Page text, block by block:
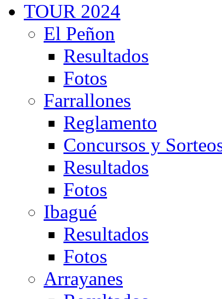
TOUR 2024
El Peñon
Resultados
Fotos
Farrallones
Reglamento
Concursos y
Resultados
Fotos
Ibagué
Resultados
Fotos
Arrayanes